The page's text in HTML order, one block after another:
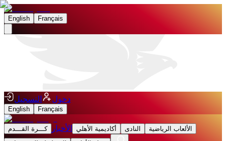
English Français
دخول التسجيل
English Français
كـــرة القـــدم الأخبار أكاديمية الأهلي النادى
الألعاب الرياضية